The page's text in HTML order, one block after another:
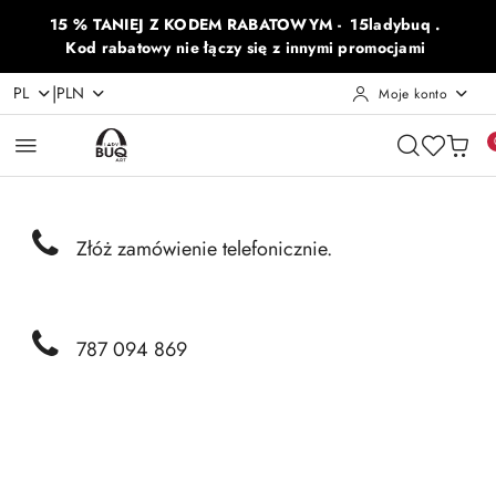
Przejdź do treści głównej
Przejdź do wyszukiwarki
Przejdź do moje konto
Przejdź do menu głównego
Przejdź do opisu produktu
Przejdź do stopki
15 % TANIEJ Z KODEM RABATOWYM - 15ladybuq .
Kod rabatowy nie łączy się z innymi promocjami
PL |PLN Moje konto
Złóż zamówienie telefonicznie.
787 094 869